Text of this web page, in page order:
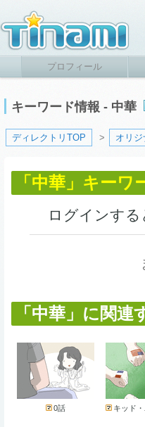
プロフィール
キーワード情報 - 中華
ディレクトリTOP > オリ
「中華」キー
ログインす
「中華」に関
0話 キッド